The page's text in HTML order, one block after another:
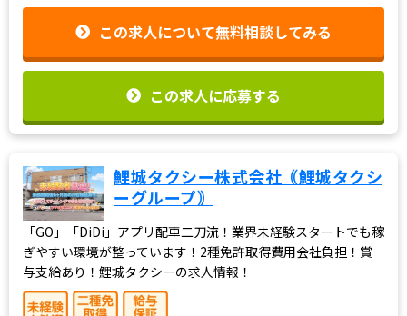
この求人について無料相談してみる
この求人に応募する
鯉城タクシー株式会社｟鯉城タクシ
ーグループ｠
「GO」「DiDi」アプリ配車二刀流！業界未経験スタートでも稼
ぎやすい環境が整っています！2種免許取得費用会社負担！賞
与支給あり！鯉城タクシーの求人情報！